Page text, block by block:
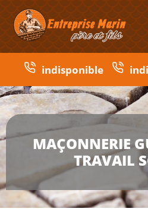
indisponible
MAÇONNERIE
TRAVAIL